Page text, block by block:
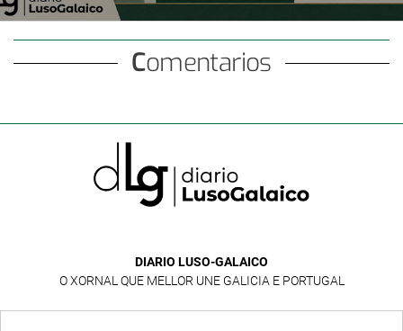
Comentarios
DIARIO LUSO-GALAICO
O XORNAL QUE MELLOR UNE GALICIA E PORTUGAL